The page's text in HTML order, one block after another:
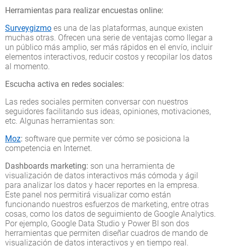
Herramientas para realizar encuestas online:
Surveygizmo es una de las plataformas, aunque existen
muchas otras. Ofrecen una serie de ventajas como llegar a
un público más amplio, ser más rápidos en el envío, incluir
elementos interactivos, reducir costos y recopilar los datos
al momento.
Escucha activa en redes sociales:
Las redes sociales permiten conversar con nuestros
seguidores facilitando sus ideas, opiniones, motivaciones,
etc. Algunas herramientas son:
Moz: software que permite ver cómo se posiciona la
competencia en Internet.
Dashboards marketing: son una herramienta de
visualización de datos interactivos más cómoda y ágil
para analizar los datos y hacer reportes en la empresa.
Este panel nos permitirá visualizar como están
funcionando nuestros esfuerzos de marketing, entre otras
cosas, como los datos de seguimiento de Google Analytics.
Por ejemplo, Google Data Studio y Power BI son dos
herramientas que permiten diseñar cuadros de mando de
visualización de datos interactivos y en tiempo real.